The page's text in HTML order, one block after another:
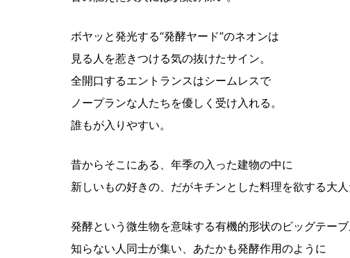
ボヤッと発光する“発酵ヤード”のネオンは
見る人を惹きつける気の抜けたサイン。
全開口するエントランスはシームレスで
ノープランな人たちを優しく受け入れる。
誰もが入りやすい。
昔からそこにある、年季の入った建物の中に
新しいもの好きの、だがキチンとした料理を欲する大人
発酵という微生物を意味する有機的形状のビッグテー
知らない人同士が集い、あたかも発酵作用のように